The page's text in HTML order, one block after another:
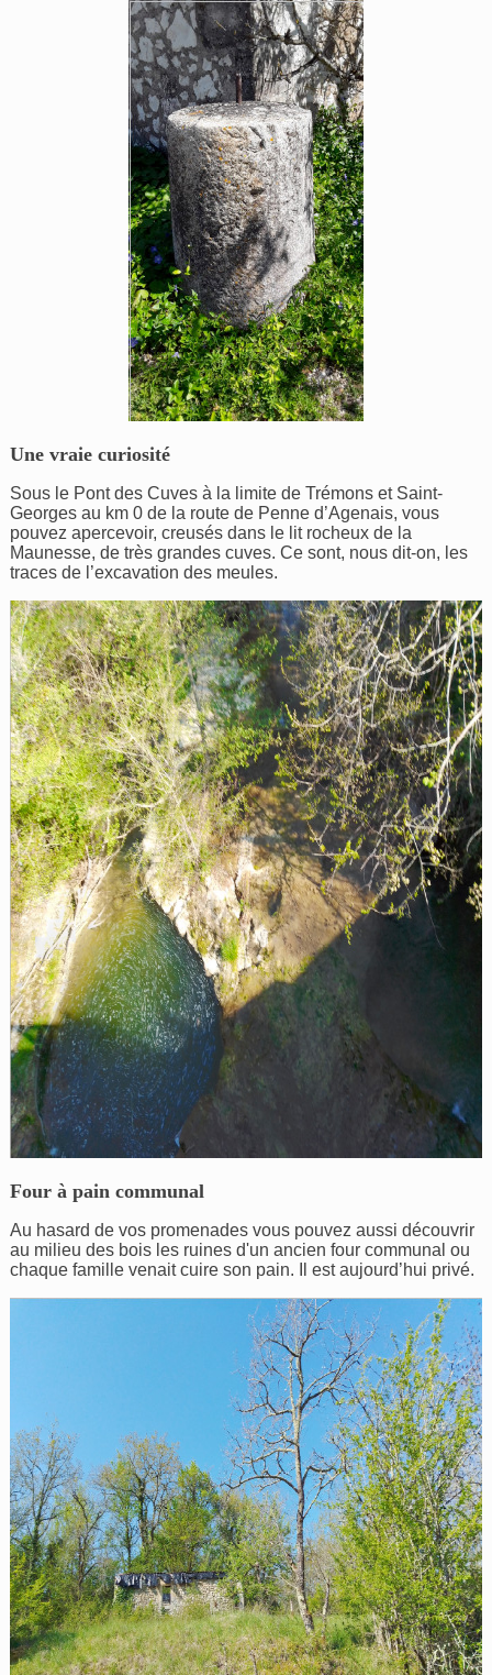
Une vraie curiosité
Sous le Pont des Cuves à la limite de Trémons et Saint-
Georges au km 0 de la route de Penne d’Agenais, vous
pouvez apercevoir, creusés dans le lit rocheux de la
Maunesse, de très grandes cuves. Ce sont, nous dit-on, les
traces de l’excavation des meules.
Four à pain communal
Au hasard de vos promenades vous pouvez aussi découvrir
au milieu des bois les ruines d'un ancien four communal ou
chaque famille venait cuire son pain. Il est aujourd’hui privé.